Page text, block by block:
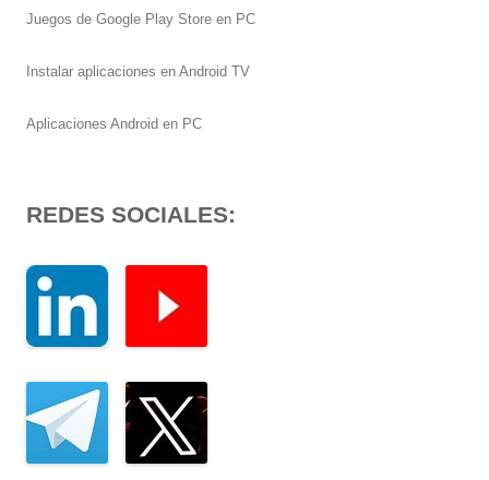
Juegos de Google Play Store en PC
Instalar aplicaciones en Android TV
Aplicaciones Android en PC
REDES SOCIALES: